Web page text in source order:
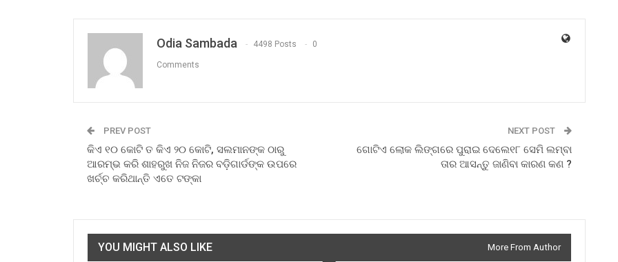
Odia Sambada 4498 Posts 0
Comments
PREV POST
କିଏ ୧୦ କୋଟି ତ କିଏ ୨୦ କୋଟି, ସଲମାନଙ୍କ ଠାରୁ
ଆରମ୍ଭ କରି ଶାହରୁଖ ନିଜ ନିଜର ବଡ଼ିଗାର୍ଡଙ୍କ ଉପରେ
ଖର୍ଚ୍ଚ କରିଥାନ୍ତି ଏତେ ଟଙ୍କା
NEXT POST
ଗୋଟିଏ ଲୋକ ଲିଙ୍ଗରେ ପୁରାଇ ଦେଲେ୧୮ ସେମି ଲମ୍ବା
ତାର ଆସନ୍ତୁ ଜାଣିବା କାରଣ କଣ ?
YOU MIGHT ALSO LIKE More From Author